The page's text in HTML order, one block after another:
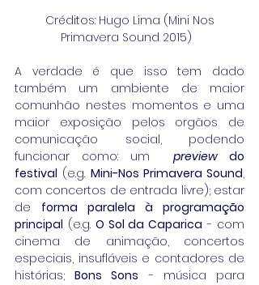
Primavera Sound 2015)
A verdade é que isso tem dado
também um ambiente de maior
comunhão nestes momentos e uma
maior exposição pelos orgãos de
comunicação social, podendo
funcionar como: um preview do
festival (e.g. Mini-Nos Primavera Sound,
com concertos de entrada livre); estar
de forma paralela à programação
principal (e.g. O Sol da Caparica - com
cinema de animação, concertos
especiais, insufláveis e contadores de
histórias; Bons Sons - música para